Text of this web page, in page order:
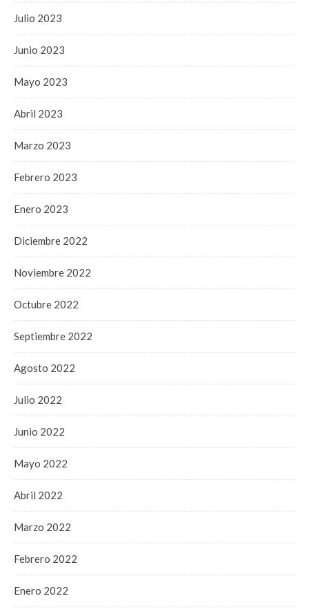
Julio 2023
Junio 2023
Mayo 2023
Abril 2023
Marzo 2023
Febrero 2023
Enero 2023
Diciembre 2022
Noviembre 2022
Octubre 2022
Septiembre 2022
Agosto 2022
Julio 2022
Junio 2022
Mayo 2022
Abril 2022
Marzo 2022
Febrero 2022
Enero 2022